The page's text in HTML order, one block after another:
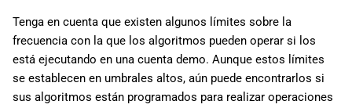
العربية
Indonesia
Melayu
ไทย
a
l
i
Tenga en cuenta que existen algunos límites sobre la
frecuencia con la que los algoritmos pueden operar si los
está ejecutando en una cuenta demo. Aunque estos límites
se establecen en umbrales altos, aún puede encontrarlos si
sus algoritmos están programados para realizar operaciones